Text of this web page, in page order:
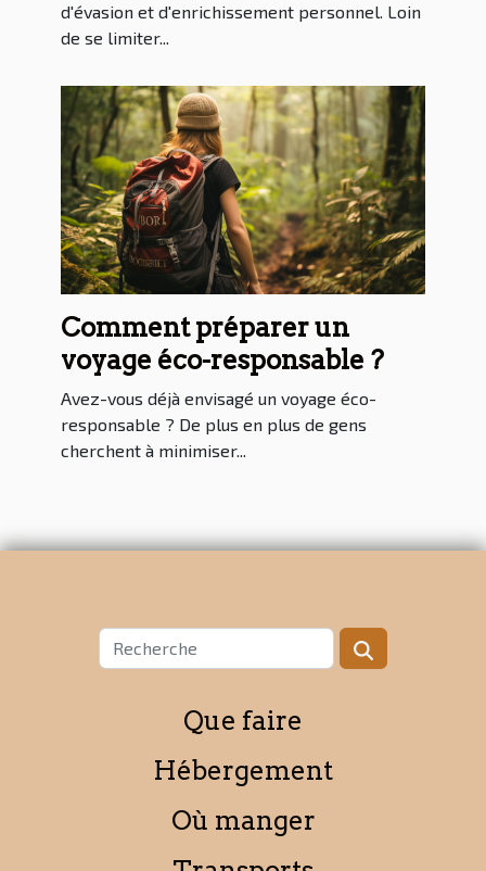
d'évasion et d'enrichissement personnel. Loin
de se limiter...
Comment préparer un
voyage éco-responsable ?
Avez-vous déjà envisagé un voyage éco-
responsable ? De plus en plus de gens
cherchent à minimiser...
Que faire
Hébergement
Où manger